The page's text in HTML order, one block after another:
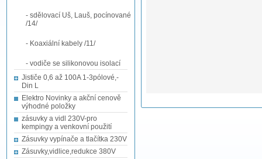
- sdělovací Uš, Lauš, pocínované
/14/
- Koaxiální kabely /11/
- vodiče se silikonovou isolací
Jističe 0,6 až 100A 1-3pólové,-
Din L
Elektro Novinky a akční cenově
výhodné položky
zásuvky a vidl 230V-pro
kempingy a venkovní použití
Zásuvky vypínače a tlačítka 230V
Zásuvky,vidlice,redukce 380V